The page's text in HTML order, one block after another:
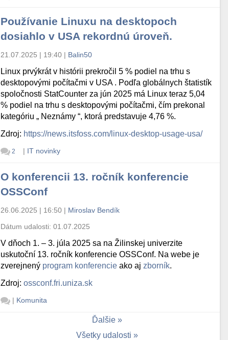
Používanie Linuxu na desktopoch
dosiahlo v USA rekordnú úroveň.
21.07.2025 | 19:40 | Balin50
Linux prvýkrát v histórii prekročil 5 % podiel na trhu s
desktopovými počítačmi v USA . Podľa globálnych štatistík
spoločnosti StatCounter za jún 2025 má Linux teraz 5,04
% podiel na trhu s desktopovými počítačmi, čím prekonal
kategóriu „ Neznámy “, ktorá predstavuje 4,76 %.
Zdroj: https://news.itsfoss.com/linux-desktop-usage-usa/
2 | IT novinky
O konferencii 13. ročník konferencie
OSSConf
26.06.2025 | 16:50 | Miroslav Bendík
Dátum udalosti:01.07.2025
V dňoch 1. – 3. júla 2025 sa na Žilinskej univerzite
uskutoční 13. ročník konferencie OSSConf. Na webe je
zverejnený program konferencie ako aj zborník.
Zdroj:ossconf.fri.uniza.sk
| Komunita
Ďalšie
Všetky udalosti